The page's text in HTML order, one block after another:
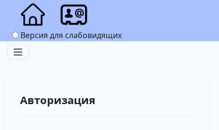
Версия для слабовидящих
Авторизация